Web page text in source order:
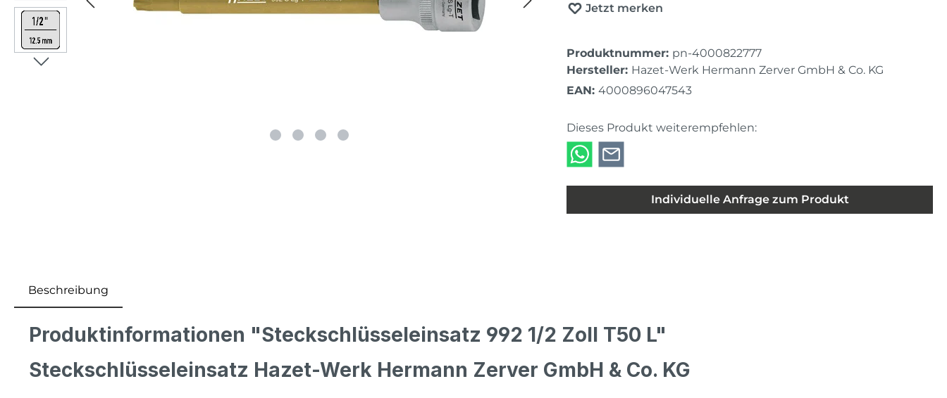
Jetzt merken
Produktnummer: pn-4000822777
Hersteller: Hazet-Werk Hermann Zerver GmbH & Co. KG
EAN: 4000896047543
Dieses Produkt weiterempfehlen:
Individuelle Anfrage zum Produkt
Beschreibung
Produktinformationen "Steckschlüsseleinsatz 992 1/2 Zoll T50 L"
Steckschlüsseleinsatz Hazet-Werk Hermann Zerver GmbH & Co. KG